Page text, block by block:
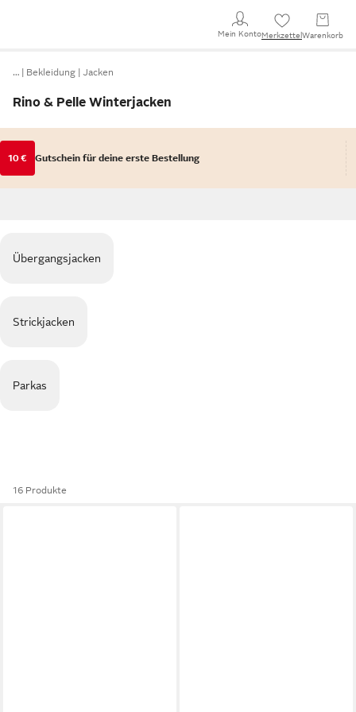
Mein KontoMerkzettel Warenkorb
… Bekleidung Jacken
Rino & Pelle Winterjacken
10 € Gutschein für deine erste Bestellung
Übergangsjacken
Strickjacken
Parkas
16 Produkte